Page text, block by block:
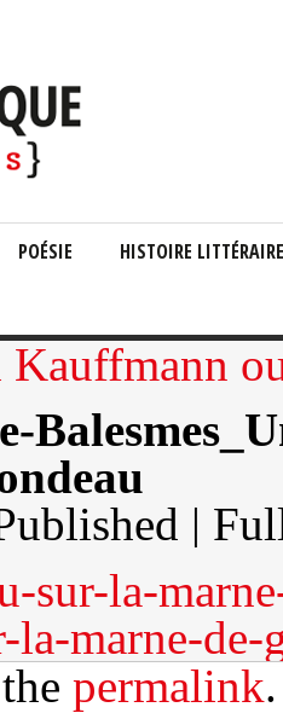
POÉSIE HISTOIRE LITTÉRAIRE
|
sur-la-
la-marne-
permalink.